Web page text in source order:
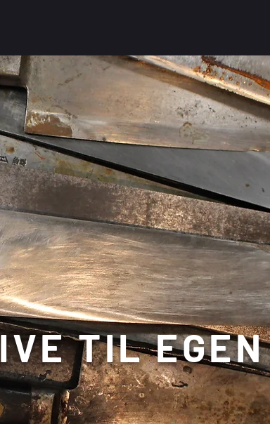
TIL EGEN